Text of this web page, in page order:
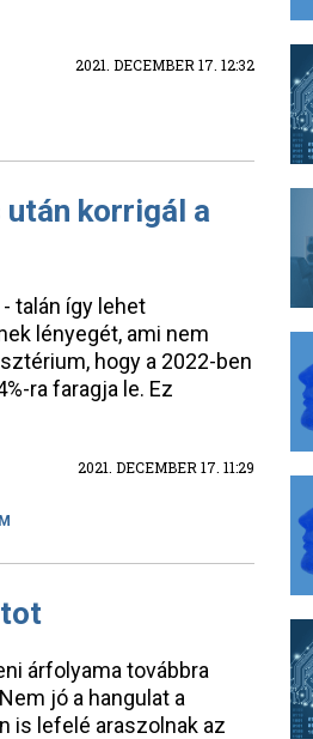
2021. DECEMBER 17. 12:32
korrigál a
talán így lehet
lényegét, ami nem
hogy a 2022-ben
ra faragja le. Ez
2021. DECEMBER 17. 11:29
árfolyama továbbra
jó a hangulat a
is lefelé araszolnak az